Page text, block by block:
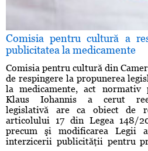
Comisia pentru cultură a
publicitatea la medicamente
Comisia pentru cultură din
de respingere la propunerea
la medicamente, act normativ
Klaus Iohannis a cerut
legislativă are ca obiect de
articolului 17 din Legea 148/
precum şi modificarea Legii
interzicerii publicităţii pentru